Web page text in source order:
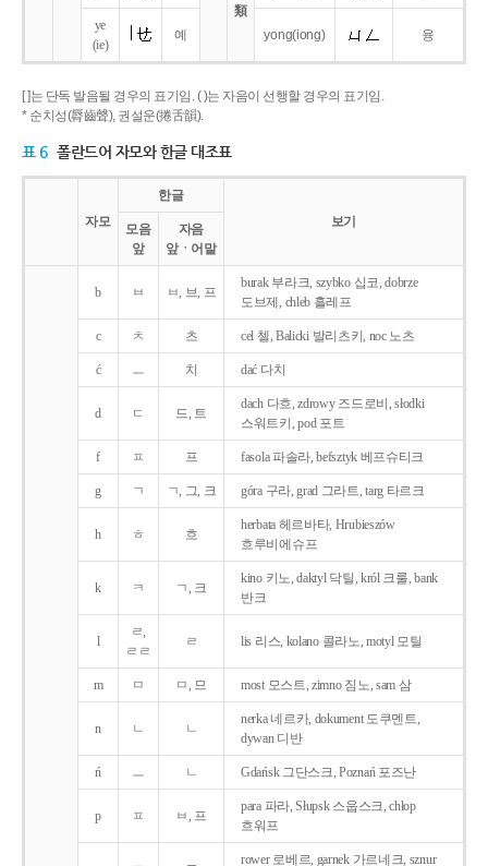
類
ye
(ie)
예 yong(iong) 융
[ ]는 단독 발음될 경우의 표기임. ( )는 자음이 선행할 경우의 표기임.
* 순치성(脣齒聲), 권설운(捲舌韻).
표 6 폴란드어 자모와 한글 대조표
자모
한글
보기
모음
앞
자음
앞ㆍ어말
b ㅂ ㅂ, 브, 프
burak 부라크, szybko 십코, dobrze
도브제, chleb 흘레프
c ㅊ 츠 cel 첼, Balicki 발리츠키, noc 노츠
ć ㅡ 치 dać 다치
d ㄷ 드, 트
dach 다흐, zdrowy 즈드로비, słodki
스워트키, pod 포트
f ㅍ 프 fasola 파솔라, befsztyk 베프슈티크
g ㄱ ㄱ, 그, 크 góra 구라, grad 그라트, targ 타르크
h ㅎ 흐
herbata 헤르바타, Hrubieszów
흐루비에슈프
k ㅋ ㄱ, 크
kino 키노, daktyl 닥틸, król 크룰, bank
반크
l
ㄹ,
ㄹㄹ
ㄹ lis 리스, kolano 콜라노, motyl 모틸
m ㅁ ㅁ, 므 most 모스트, zimno 짐노, sam 삼
n ㄴ ㄴ
nerka 네르카, dokument 도쿠멘트,
dywan 디반
ń ㅡ ㄴ Gdańsk 그단스크, Poznań 포즈난
p ㅍ ㅂ, 프
para 파라, Słupsk 스웁스크, chłop
흐워프
rower 로베르, garnek 가르네크, sznur